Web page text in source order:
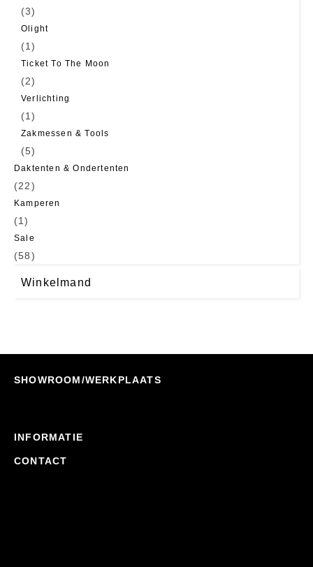
(3)
Olight
(1)
Ticket To The Moon
(2)
Verlichting
(1)
Zakmessen & Tools
(5)
Daktenten & Ondertenten
(22)
Kamperen
(1)
Sale
(58)
Winkelmand
SHOWROOM/WERKPLAATS
INFORMATIE
CONTACT